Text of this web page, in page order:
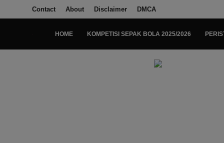
Contact About Disclaimer DMCA
HOME KOMPETISI SEPAK BOLA 2025/2026